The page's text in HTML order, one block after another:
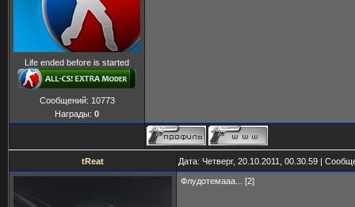
Life ended before is started
Сообщений: 10773
Награды: 0
tReat Дата: Четверг, 20.10.2011, 00.30.59 |
Флудотемааа... [2]